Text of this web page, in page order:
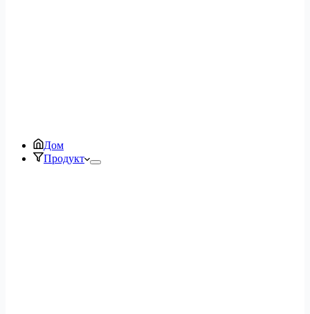
Дом
Продукт